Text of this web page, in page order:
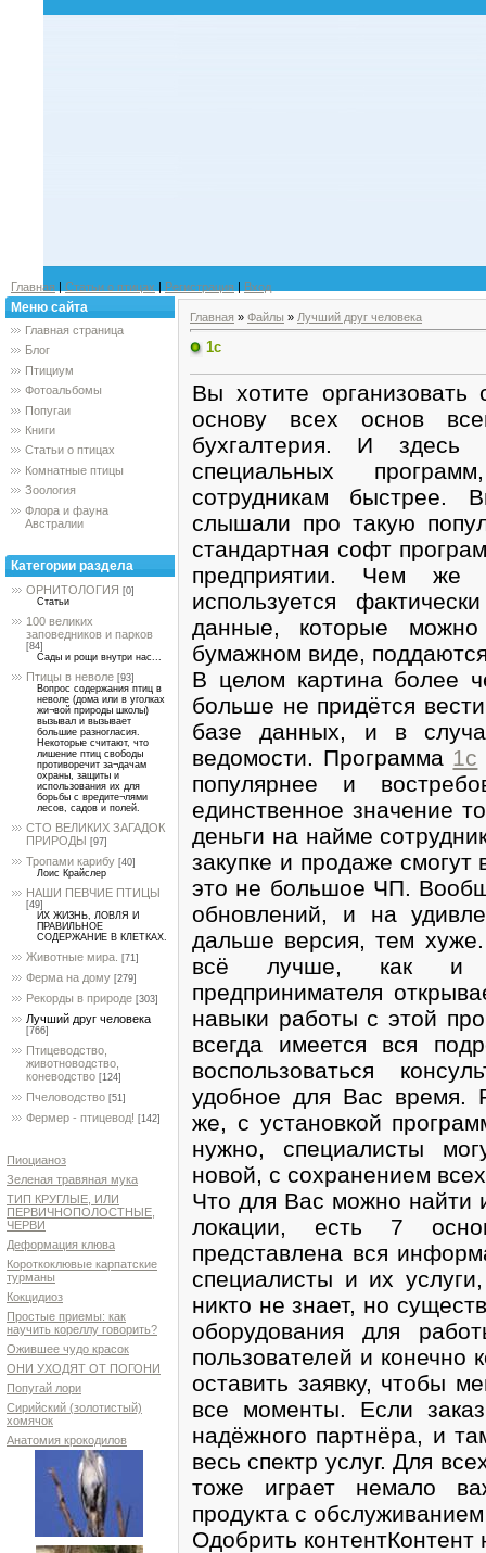
Главная | Статьи о птицах | Регистрация | Вход
Меню сайта
Главная страница
Блог
Птициум
Фотоальбомы
Попугаи
Книги
Статьи о птицах
Комнатные птицы
Зоология
Флора и фауна
Австралии
Категории раздела
ОРНИТОЛОГИЯ [0]
Статьи
100 великих
заповедников и парков
[84]
Сады и рощи внутри нас...
Птицы в неволе [93]
Вопрос содержания птиц в
неволе (дома или в уголках
жи¬вой природы школы)
вызывал и вызывает
большие разногласия.
Некоторые считают, что
лишение птиц свободы
противоречит за¬дачам
охраны, защиты и
использования их для
борьбы с вредите¬лями
лесов, садов и полей.
СТО ВЕЛИКИХ ЗАГАДОК
ПРИРОДЫ [97]
Тропами карибу [40]
Лоис Крайслер
НАШИ ПЕВЧИЕ ПТИЦЫ
[49]
ИХ ЖИЗНЬ, ЛОВЛЯ И
ПРАВИЛЬНОЕ
СОДЕРЖАНИЕ В КЛЕТКАХ.
Животные мира. [71]
Ферма на дому [279]
Рекорды в природе [303]
Лучший друг человека
[766]
Птицеводство,
животноводство,
коневодство [124]
Пчеловодство [51]
Фермер - птицевод! [142]
Пиоцианоз
Зеленая травяная мука
ТИП КРУГЛЫЕ, ИЛИ
ПЕРВИЧНОПОЛОСТНЫЕ,
ЧЕРВИ
Деформация клюва
Короткоклювые карпатские
турманы
Кокцидиоз
Простые приемы: как
научить кореллу говорить?
Ожившее чудо красок
ОНИ УХОДЯТ ОТ ПОГОНИ
Попугай лори
Сирийский (золотистый)
хомячок
Анатомия крокодилов
Главная » Файлы » Лучший друг человека
1с
Вы хотите
основу всех основ
бухгалтерия. И
специальных
сотрудникам
слышали про такую
стандартная софт
предприятии. Чем же
используется
данные, которые
бумажном виде,
В целом картина более
больше не придётся
базе данных, и в
ведомости. Программа 1с
популярнее и
единственное значение
деньги на найме
закупке и продаже смогут
это не большое ЧП.
обновлений, и на
дальше версия, тем
всё лучше, как и
предпринимателя
навыки работы с этой
всегда имеется вся
воспользоваться
удобное для Вас время.
же, с установкой
нужно, специалисты
новой, с сохранением
Что для Вас можно найти
локации, есть 7
представлена вся
специалисты и их
никто не знает, но
оборудования для
пользователей и конечно
оставить заявку, чтобы
все моменты. Если
надёжного партнёра, и
весь спектр услуг. Для
тоже играет немало
продукта с
Одобрить контентКонтент